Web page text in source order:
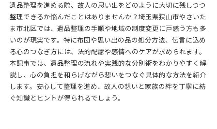
遺品整理を進める際、故人の思い出をどのように大切に残しつつ
整理できるか悩んだことはありませんか？埼玉県狭山市やさいた
ま市北区では、遺品整理の手順や地域の制度変更に戸惑う方も多
いのが現実です。特に布団や思い出の品の処分方法、伝言に込め
る心のつなぎ方には、法的配慮や感情へのケアが求められます。
本記事では、遺品整理の流れや実践的な分別術をわかりやすく解
説し、心の負担を和らげながら想いをつなぐ具体的な方法を紹介
します。安心して整理を進め、故人の想いと家族の絆を丁寧に紡
ぐ知識とヒントが得られるでしょう。